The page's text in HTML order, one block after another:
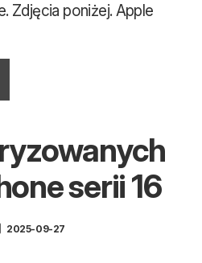
Zdjęcia poniżej. Apple
serii 16
2025-09-27